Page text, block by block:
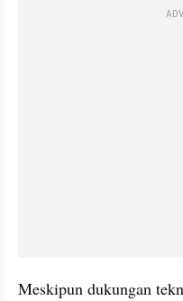
Meskipun dukungan